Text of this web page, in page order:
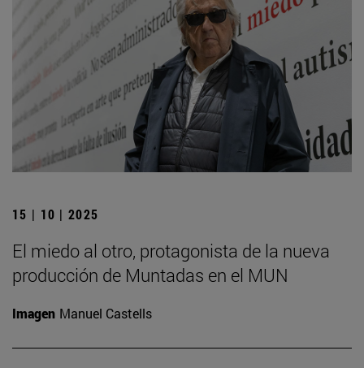
15 | 10 | 2025
El miedo al otro, protagonista de la nueva
producción de Muntadas en el MUN
Imagen Manuel Castells